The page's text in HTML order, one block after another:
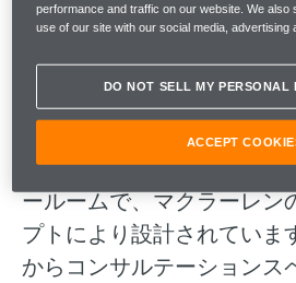
ようこそ
OSAKA
Welcome to McLaren
阪はアジア太平洋地域初の
ールームで、マクラーレン
プトにより設計されていま
からコンサルテーションス
performance and traffic on our website. We also
use of our site with our social media, advertising
DO NOT SELL MY PERSONAL
ACCEPT